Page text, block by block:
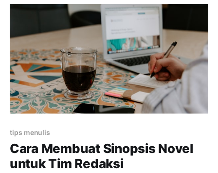
kerangka cerita atau rincian adegan dari novel yang
telah kamu
tips menulis
Cara Membuat Sinopsis Novel
untuk Tim Redaksi